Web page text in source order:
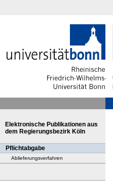
Elektronische Publikationen aus
dem Regierungsbezirk Köln
Pflichtabgabe
Ablieferungsverfahren